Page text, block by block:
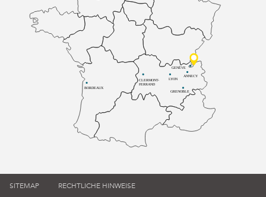
BORDEAUX
CLERMONT-
FERRAND
LYON
ANNECY
GRENOBLE
GENÈVE
SITEMAP RECHTLICHE HINWEISE